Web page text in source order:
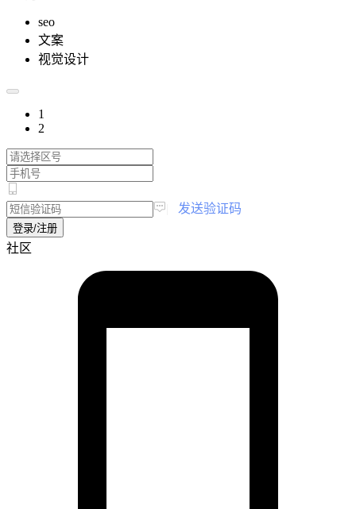
seo
文案
视觉设计
1
2
发送验证码
登录/注册
社区